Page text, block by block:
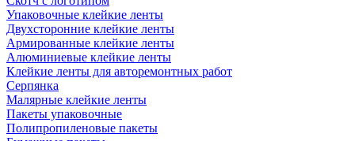
Упаковочные клейкие ленты
Двухсторонние клейкие ленты
Армированные клейкие ленты
Алюминиевые клейкие ленты
Клейкие ленты для авторемонтных работ
Серпянка
Малярные клейкие ленты
Пакеты упаковочные
Полипропиленовые пакеты